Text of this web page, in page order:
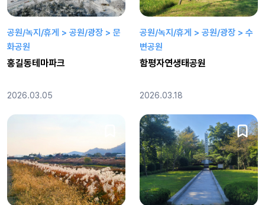
공원/녹지/휴게 > 공원/광장 > 문
화공원
홍길동테마파크
2026.03.05
공원/녹지/휴게 > 공원/광장 > 수
변공원
함평자연생태공원
2026.03.18